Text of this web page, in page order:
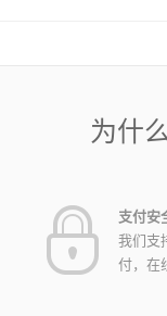
为什
支付安
我们支
付，在